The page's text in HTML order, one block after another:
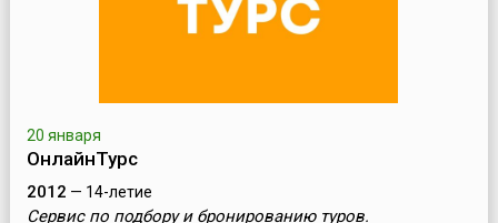
20 января
ОнлайнТурс
2012 — 14-летие
Сервис по подбору и бронированию туров.